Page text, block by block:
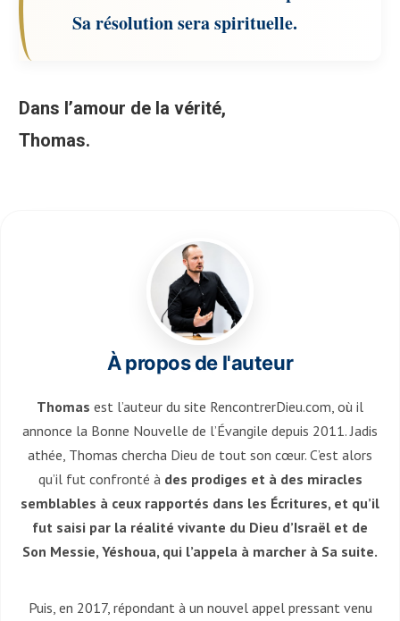
Sa résolution sera spirituelle.
Dans l’amour de la vérité,
Thomas.
À propos de l'auteur
Thomas est l’auteur du site RencontrerDieu.com, où il
annonce la Bonne Nouvelle de l’Évangile depuis 2011. Jadis
athée, Thomas chercha Dieu de tout son cœur. C’est alors
qu’il fut confronté à des prodiges et à des miracles
semblables à ceux rapportés dans les Écritures, et qu’il
fut saisi par la réalité vivante du Dieu d’Israël et de
Son Messie, Yéshoua, qui l’appela à marcher à Sa suite.
Puis, en 2017, répondant à un nouvel appel pressant venu